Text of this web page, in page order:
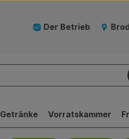
Der Betrieb
Getränke Vorratskammer